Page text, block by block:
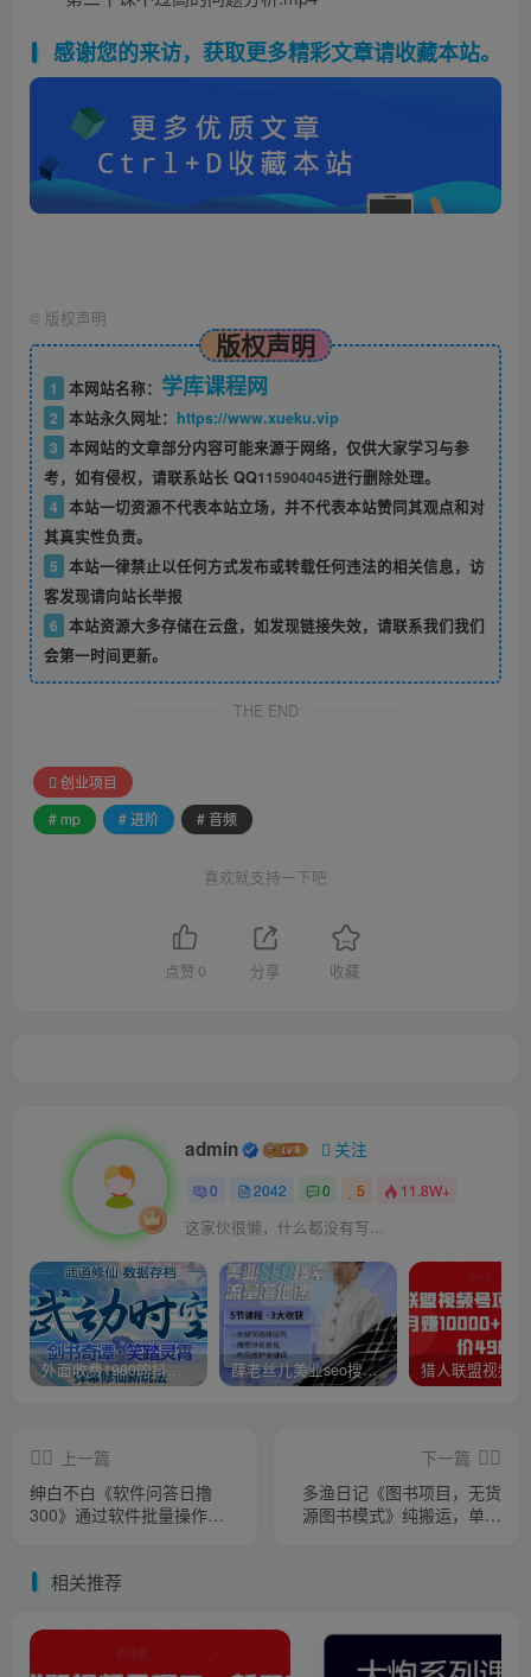
感谢您的来访，获取更多精彩文章请收藏本站。
© 版权声明
版权声明
1 本网站名称： 学库课程网
2 本站永久网址： https://www.xueku.vip
3 本网站的文章部分内容可能来源于网络，仅供大家学习与参
考，如有侵权，请联系站长 QQ115904045进行删除处理。
4 本站一切资源不代表本站立场，并不代表本站赞同其观点和对
其真实性负责。
5 本站一律禁止以任何方式发布或转载任何违法的相关信息，访
客发现请向站长举报
6 本站资源大多存储在云盘，如发现链接失效，请联系我们我们
会第一时间更新。
THE END
创业项目
# mp
# 进阶 # 音频
喜欢就支持一下吧
点赞 0 分享 收藏
admin 关注
0 2042 0 5 11.8W+
这家伙很懒，什么都没有写...
外面收费1980的抖音武动时空直播项目，无需真人出镜，实时互动直播【软件+详细教程】 薛老丝儿美业seo搜索流量落地课，一周暴涨20w粉丝，全干货讲解
上一篇
绅白不白《软件问答日撸
300》通过软件批量操作赚
下一篇
多渔日记《图书项目，无货
源图书模式》纯搬运，单号
相关推荐